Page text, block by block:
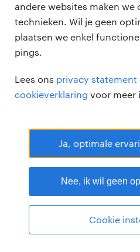
andere websites maken we
technieken. Wil je geen
plaatsen we enkel
pings.
Lees ons privacy statement
cookieverklaring voor meer
Ja, optimale
Nee, ik wil geen
Cookie
Randstad Professional Google score
RANDSTAD PROFESSIONAL is een
Randstad N.V.